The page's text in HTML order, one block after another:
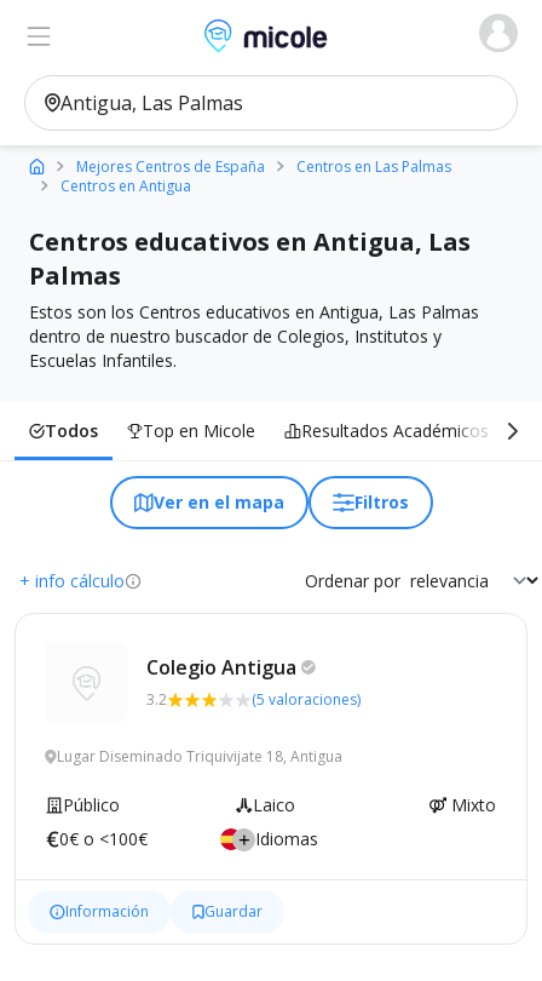
Micole, buscador de colegios
Ver en el mapa
Mejores Centros de España
Centros en Las Palmas
Centros en Antigua
Centros educativos en Antigua, Las
Palmas
Estos son los Centros educativos en Antigua, Las Palmas
dentro de nuestro buscador de Colegios, Institutos y
Escuelas Infantiles.
Todos Top en Micole Resultados Académicos
Ver en el mapa Filtros
+ info cálculo Ordenar por
Colegio Antigua
3.2 (5 valoraciones)
Lugar Diseminado Triquivijate 18, Antigua
Público Laico
Mixto
0€ o <100€
Idiomas
Información Guardar